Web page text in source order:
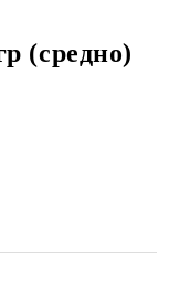
(средно)